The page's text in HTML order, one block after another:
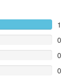
1
0
0
0